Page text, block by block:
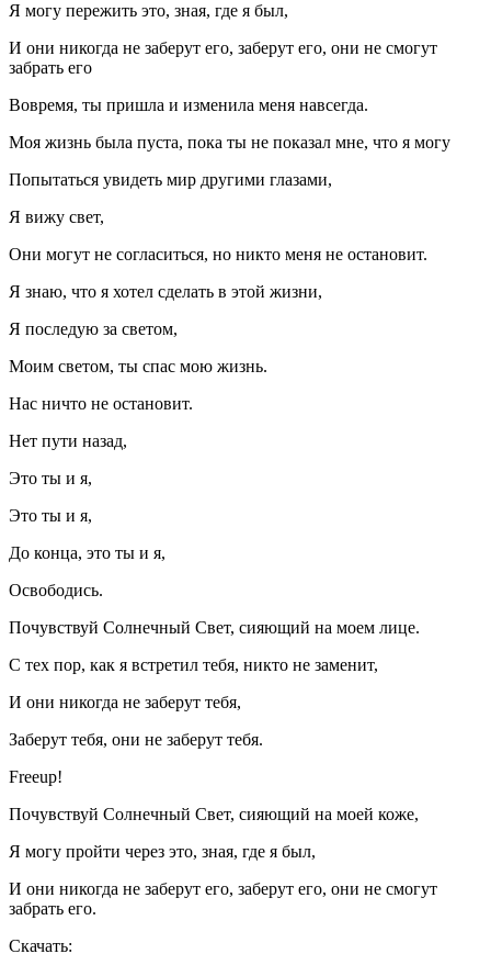
Я могу пережить это, зная, где я был,
И они никогда не заберут его, заберут его, они не смогут
забрать его
Вовремя, ты пришла и изменила меня навсегда.
Моя жизнь была пуста, пока ты не показал мне, что я могу
Попытаться увидеть мир другими глазами,
Я вижу свет,
Они могут не согласиться, но никто меня не остановит.
Я знаю, что я хотел сделать в этой жизни,
Я последую за светом,
Моим светом, ты спас мою жизнь.
Нас ничто не остановит.
Нет пути назад,
Это ты и я,
Это ты и я,
До конца, это ты и я,
Освободись.
Почувствуй Солнечный Свет, сияющий на моем лице.
С тех пор, как я встретил тебя, никто не заменит,
И они никогда не заберут тебя,
Заберут тебя, они не заберут тебя.
Freeup!
Почувствуй Солнечный Свет, сияющий на моей коже,
Я могу пройти через это, зная, где я был,
И они никогда не заберут его, заберут его, они не смогут
забрать его.
Скачать: